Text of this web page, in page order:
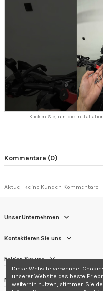
Klicken Sie, um die
Kommentare (0)
Aktuell keine Kunden-Kommentare
Unser Unternehmen
Kontaktieren Sie uns
Folgen Sie uns
Newsletter
Diese Website verwendet
unserer Website das beste
weiterhin nutzen, stimmen Sie